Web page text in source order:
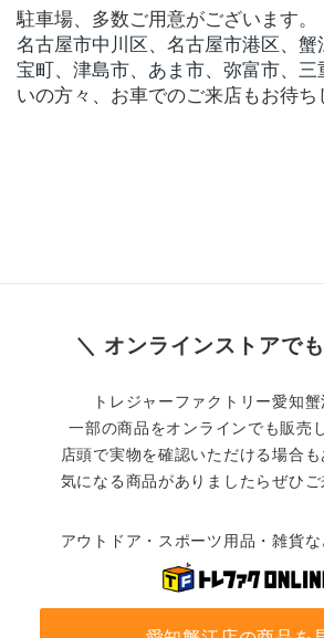
駐車場、多数ご用意がございます。
名古屋市中川区、名古屋市港区、
宝町、津島市、あま市、弥富市、三
いの方々、 お車でのご来店もお待ち
＼ オンラインストアで
トレジャーファクトリー愛知蟹
一部の商品をオンラインでも販売
店頭で実物を確認いただける場合も
気になる商品がありましたらぜひご
アウトドア・スポーツ用品・雑貨